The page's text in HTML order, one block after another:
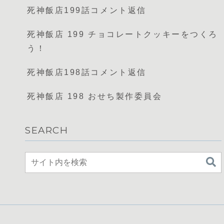
死神飯店199話コメント返信
死神飯店 199 チョコレートクッキーをつくろ
う！
死神飯店198話コメント返信
死神飯店 198 おせち製作委員会
SEARCH